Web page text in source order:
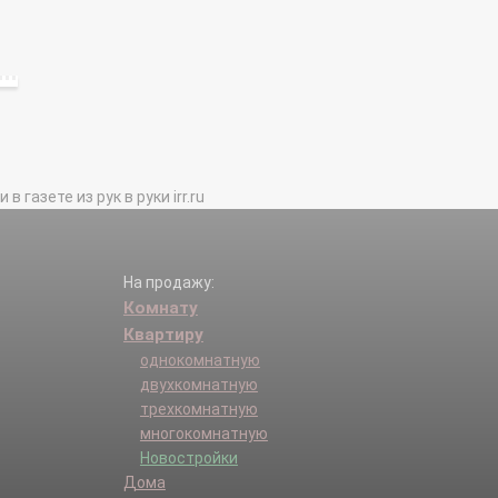
газете из рук в руки irr.ru
На продажу:
Комнату
Квартиру
однокомнатную
двухкомнатную
трехкомнатную
многокомнатную
Новостройки
Дома